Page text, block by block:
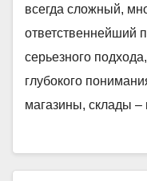
всегда сложный,
ответственнейший
серьезного
глубокого
магазины, склады